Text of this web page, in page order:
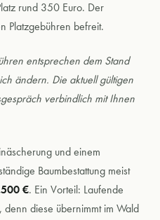
rund 350 Euro. Der
Platzgebühren befreit.
entsprechen dem Stand
ändern. Die aktuell gültigen
verbindlich mit Ihnen
und einem
Baumbestattung meist
€. Ein Vorteil: Laufende
diese übernimmt im Wald